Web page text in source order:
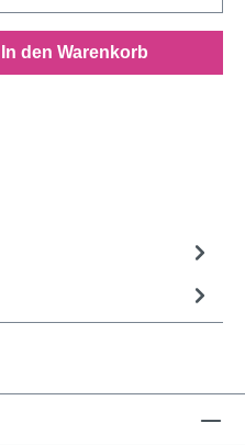
gewünschten
In den Warenkorb